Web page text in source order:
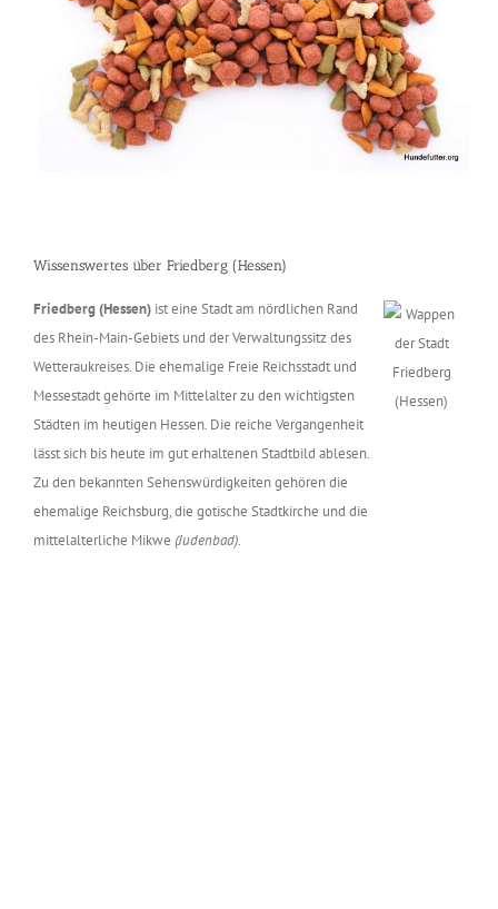
Wissenswertes über Friedberg (Hessen)
Friedberg (Hessen) ist eine Stadt am nördlichen Rand
des Rhein-Main-Gebiets und der Verwaltungssitz des
Wetteraukreises. Die ehemalige Freie Reichsstadt und
Messestadt gehörte im Mittelalter zu den wichtigsten
Städten im heutigen Hessen. Die reiche Vergangenheit
lässt sich bis heute im gut erhaltenen Stadtbild ablesen.
Zu den bekannten Sehenswürdigkeiten gehören die
ehemalige Reichsburg, die gotische Stadtkirche und die
mittelalterliche Mikwe (Judenbad).